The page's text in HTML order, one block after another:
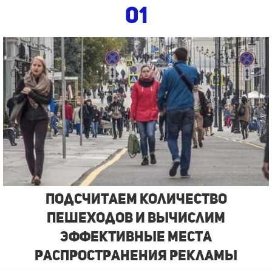
01
Подсчитаем количество
пешеходов и вычислим
эффективные места
распространения рекламы